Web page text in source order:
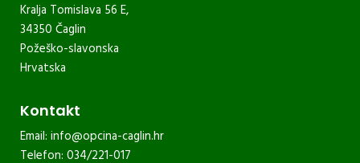
Kralja Tomislava 56 E,
34350 Čaglin
Požeško-slavonska
Hrvatska
Kontakt
Email: info@opcina-caglin.hr
Telefon: 034/221-017